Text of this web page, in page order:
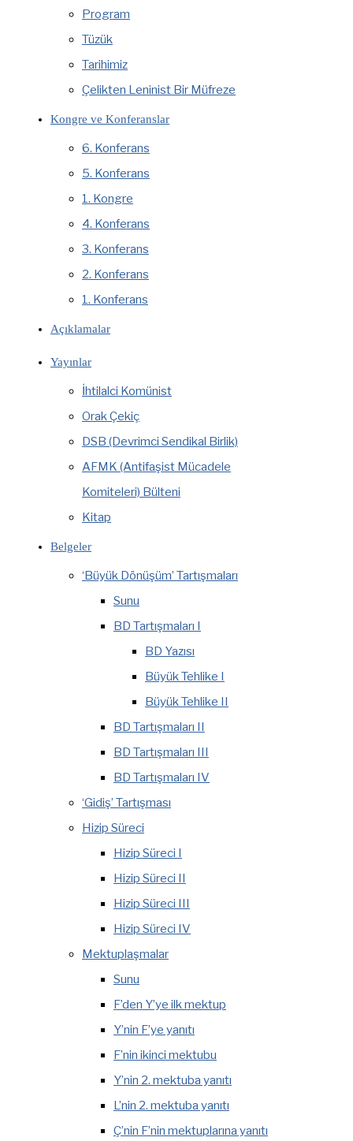
Program
Tüzük
Tarihimiz
Çelikten Leninist Bir Müfreze
Kongre ve Konferanslar
6. Konferans
5. Konferans
1. Kongre
4. Konferans
3. Konferans
2. Konferans
1. Konferans
Açıklamalar
Yayınlar
İhtilalci Komünist
Orak Çekiç
DSB (Devrimci Sendikal Birlik)
AFMK (Antifaşist Mücadele
Komiteleri) Bülteni
Kitap
Belgeler
‘Büyük Dönüşüm’ Tartışmaları
Sunu
BD Tartışmaları I
BD Yazısı
Büyük Tehlike I
Büyük Tehlike II
BD Tartışmaları II
BD Tartışmaları III
BD Tartışmaları IV
‘Gidiş’ Tartışması
Hizip Süreci
Hizip Süreci I
Hizip Süreci II
Hizip Süreci III
Hizip Süreci IV
Mektuplaşmalar
Sunu
F’den Y’ye ilk mektup
Y’nin F’ye yanıtı
F’nin ikinci mektubu
Y’nin 2. mektuba yanıtı
L’nin 2. mektuba yanıtı
Ç’nin F’nin mektuplarına yanıtı